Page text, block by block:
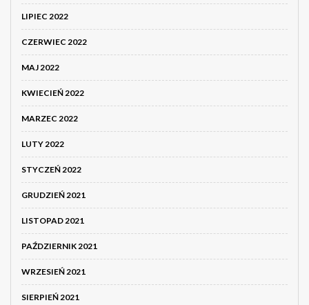
LIPIEC 2022
CZERWIEC 2022
MAJ 2022
KWIECIEŃ 2022
MARZEC 2022
LUTY 2022
STYCZEŃ 2022
GRUDZIEŃ 2021
LISTOPAD 2021
PAŹDZIERNIK 2021
WRZESIEŃ 2021
SIERPIEŃ 2021